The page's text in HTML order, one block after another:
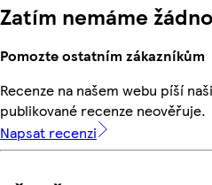
Zatím nemáme
Pomozte ostatním zákazníkům
Recenze na našem webu píší
publikované recenze neověřuje.
Napsat recenzi